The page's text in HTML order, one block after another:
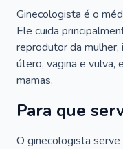
Ginecologista é o
Ele cuida
reprodutor da mulher,
útero, vagina e vulva,
mamas.
Para que
O ginecologista serve